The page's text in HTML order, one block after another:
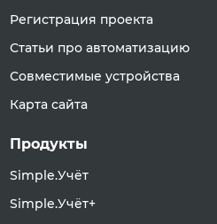
Регистрация проекта
Статьи про автоматизацию
Совместимые устройства
Карта сайта
Продукты
Simple.Учёт
Simple.Учёт+